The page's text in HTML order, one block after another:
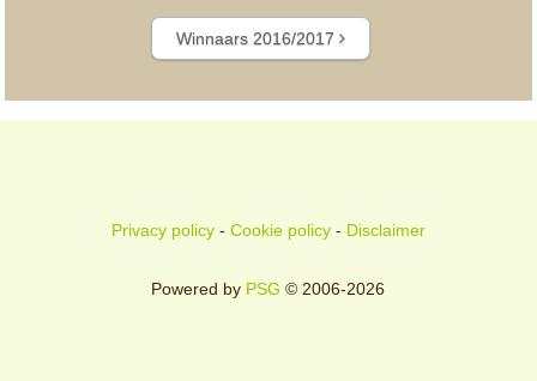
Winnaars 2016/2017
Privacy policy- Cookie policy- Disclaimer
Powered by PSG © 2006-2026